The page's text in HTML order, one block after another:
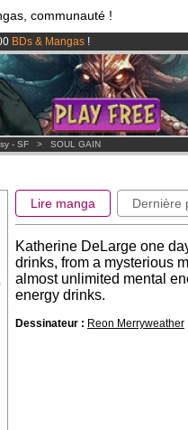
communauté !
BDs & Mangas !
de3.95 eurospar mois !Clique ici
lancé
- SF > SOUL GAIN
Lire manga Dernière
Katherine DeLarge one
drinks, from a mysterious
almost unlimited mental
energy drinks.
Dessinateur : Reon Merryweather